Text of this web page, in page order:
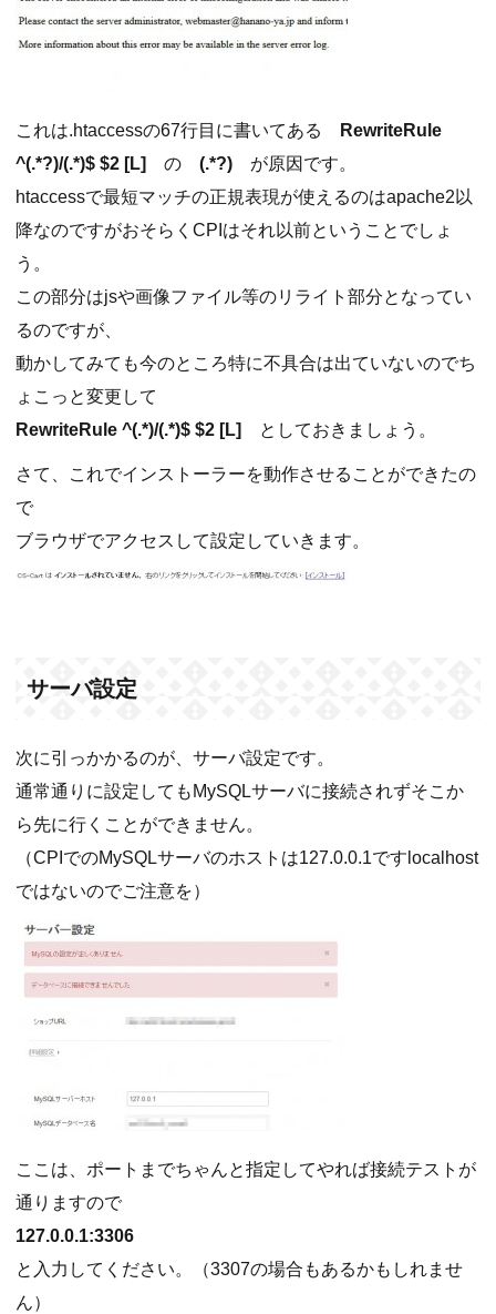
これは.htaccessの67行目に書いてある
RewriteRule
^(.*?)/(.*)$ $2 [L] の (.*?) が原因です。
htaccessで最短マッチの正規表現が使えるのはapache2以
降なのですがおそらくCPIはそれ以前ということでしょ
う。
この部分はjsや画像ファイル等のリライト部分となってい
るのですが、
動かしてみても今のところ特に不具合は出ていないのでち
ょこっと変更して
RewriteRule ^(.*)/(.*)$ $2 [L]
としておきましょう。
さて、これでインストーラーを動作させることができたの
で
ブラウザでアクセスして設定していきます。
サーバ設定
次に引っかかるのが、サーバ設定です。
通常通りに設定してもMySQLサーバに接続されずそこか
ら先に行くことができません。
（CPIでのMySQLサーバのホストは127.0.0.1ですlocalhost
ではないのでご注意を）
ここは、ポートまでちゃんと指定してやれば接続テストが
通りますので
127.0.0.1:3306
と入力してください。（3307の場合もあるかもしれませ
ん）